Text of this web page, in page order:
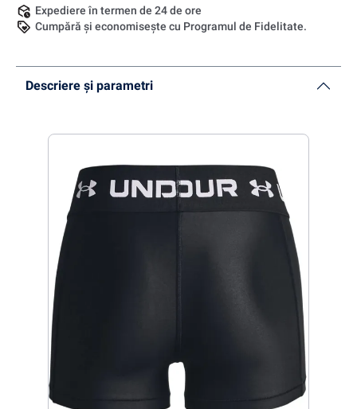
Expediere în termen de 24 de ore
Cumpără și economisește cu Programul de Fidelitate.
Descriere și parametri